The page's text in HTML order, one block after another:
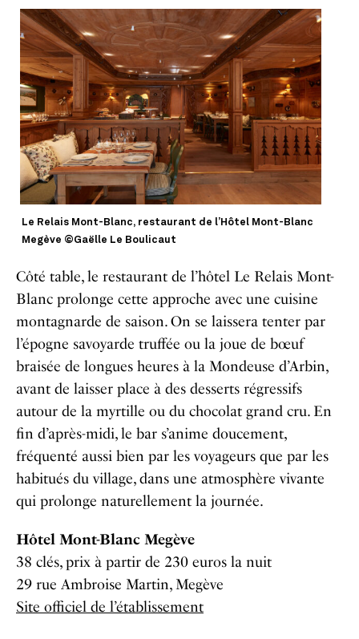
Le Relais Mont-Blanc, restaurant de l’Hôtel Mont-Blanc
Megève ©Gaëlle Le Boulicaut
Côté table, le restaurant de l’hôtel Le Relais Mont-
Blanc prolonge cette approche avec une cuisine
montagnarde de saison. On se laissera tenter par
l’épogne savoyarde truffée ou la joue de bœuf
braisée de longues heures à la Mondeuse d’Arbin,
avant de laisser place à des desserts régressifs
autour de la myrtille ou du chocolat grand cru. En
fin d’après-midi, le bar s’anime doucement,
fréquenté aussi bien par les voyageurs que par les
habitués du village, dans une atmosphère vivante
qui prolonge naturellement la journée.
Hôtel Mont-Blanc Megève
38 clés, prix à partir de 230 euros la nuit
29 rue Ambroise Martin, Megève
Site officiel de l’établissement